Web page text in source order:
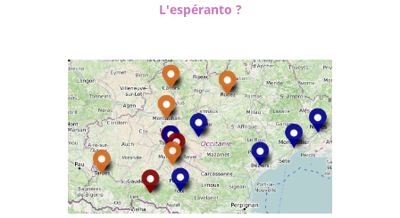
L'espéranto ?